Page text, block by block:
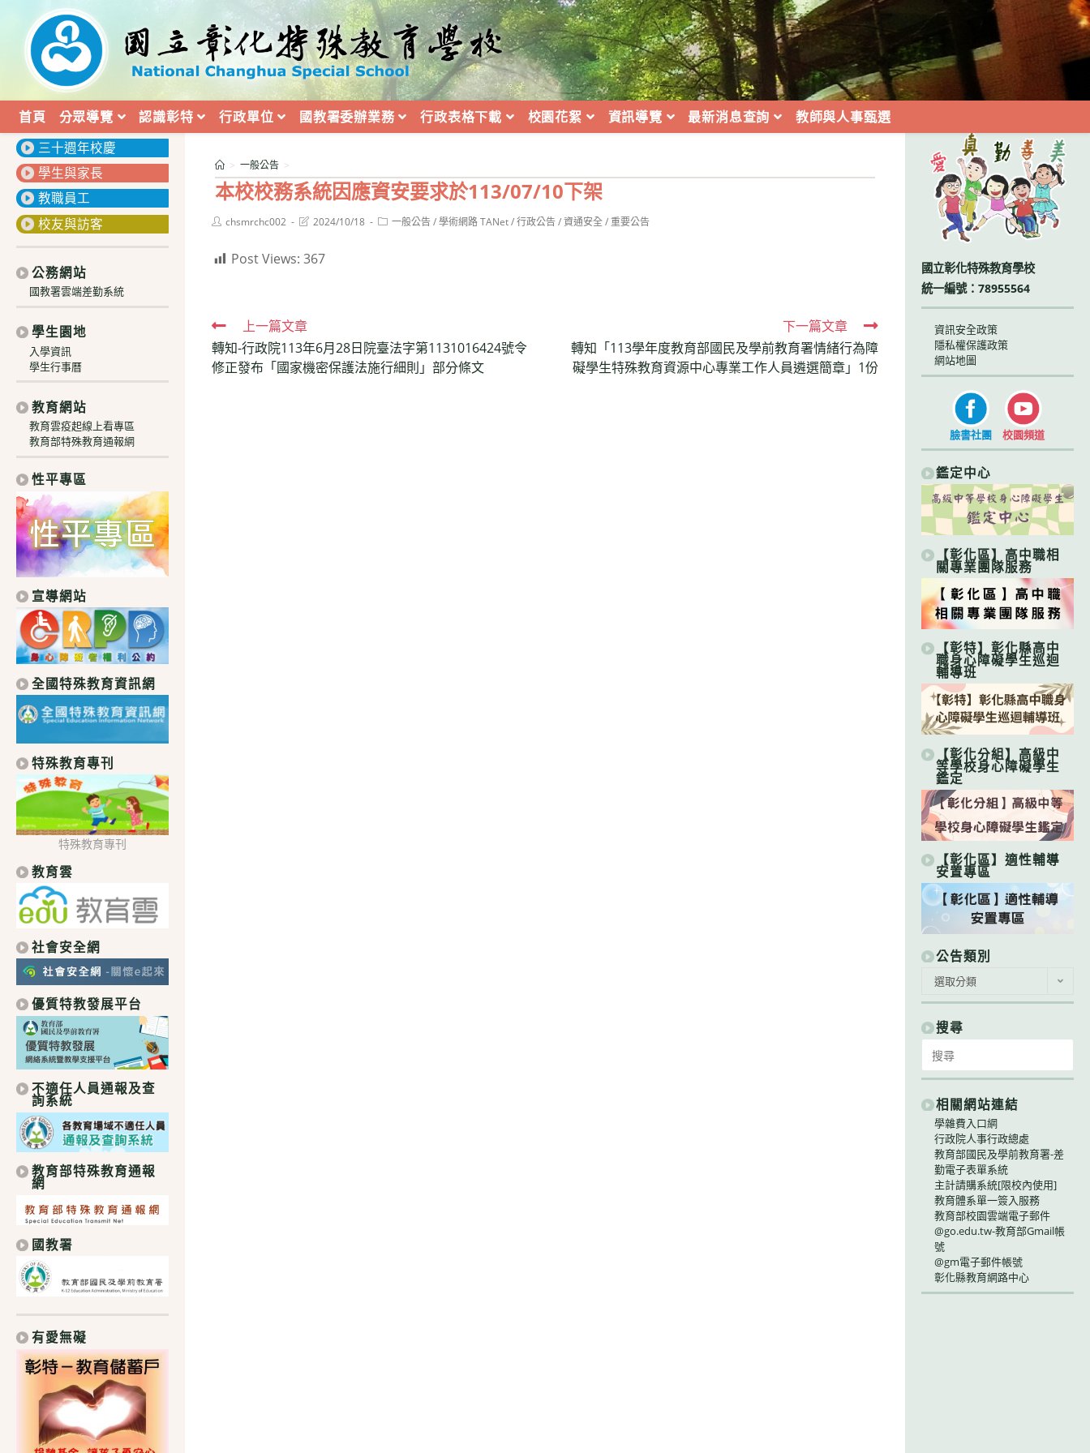
內
首頁 分眾導覽 認識彰特 行政單位 國教署委辦業務 行政表格下載 校園花絮 資訊導覽 最新消息查詢 教師與人事甄選
本校校務系統因應資安要求於113/07/10下架
> 一般公告 >
Postchsmrchc002
Post2024/10/18
Post一般公告 / 學術網路 TANet / 行政公告 / 資通安全 / 重要公告
Post Views: 367
Read
more
articles
上一篇文章
轉知-行政院113年6月28日院臺法字第1131016424號令
修正發布「國家機密保護法施行細則」部分條文
下一篇文章
轉知「113學年度教育部國民及學前教育署情緒行為障
礙學生特殊教育資源中心專業工作人員遴選簡章」1份
:::
三十週年校慶
學生與家長
教職員工
校友與訪客
公務網站
國教署雲端差勤系統
學生園地
入學資訊
學生行事曆
教育網站
教育雲疫起線上看專區
教育部特殊教育通報網
性平專區
宣導網站
全國特殊教育資訊網
特殊教育專刊
特殊教育專刊
教育雲
社會安全網
優質特教發展平台
不適任人員通報及查
詢系統
教育部特殊教育通報
網
國教署
有愛無礙
國立彰化特殊教育學校
統一編號：78955564
資訊安全政策
隱私權保護政策
網站地圖
臉書社團 校園頻道
鑑定中心
【彰化區】高中職相
關專業團隊服務
【彰特】彰化縣高中
職身心障礙學生巡迴
輔導班
【彰化分組】高級中
等學校身心障礙學生
鑑定
【彰化區】適性輔導
安置專區
公告類別
類
別
選取分類
搜尋
for:
相關網站連結
學雜費入口網
行政院人事行政總處
教育部國民及學前教育署-差
勤電子表單系統
主計請購系統[限校內使用]
教育體系單一簽入服務
教育部校園雲端電子郵件
@go.edu.tw-教育部Gmail帳
號
@gm電子郵件帳號
彰化縣教育網路中心